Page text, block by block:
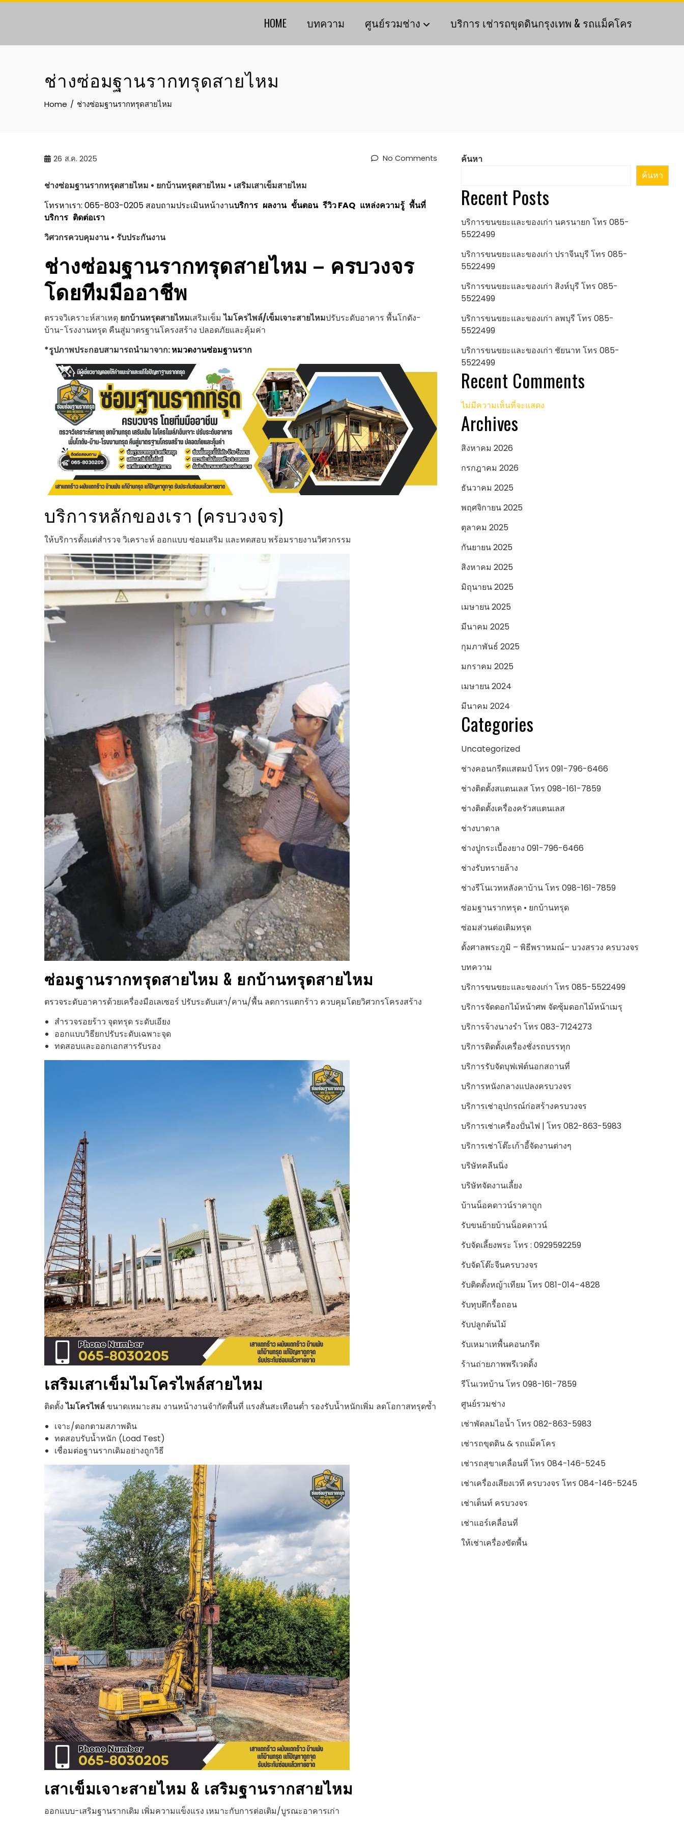
Skip
HOME บทความ ศูนย์รวมช่าง บริการ เช่ารถขุดดินกรุงเทพ & รถแม็คโคร
ช่างซ่อมฐานรากทรุดสายไหม
Home ช่างซ่อมฐานรากทรุดสายไหม
26 ส.ค. 2025 No Comments
ช่างซ่อมฐานรากทรุดสายไหม • ยกบ้านทรุดสายไหม • เสริมเสาเข็มสายไหม
โทรหาเรา: 065-803-0205 สอบถามประเมินหน้างานบริการ ผลงาน ขั้นตอน รีวิวFAQ แหล่งความรู้ พื้นที่
บริการ ติดต่อเรา
วิศวกรควบคุมงาน • รับประกันงาน
ช่างซ่อมฐานรากทรุดสายไหม – ครบวงจร
โดยทีมมืออาชีพ
ตรวจวิเคราะห์สาเหตุ ยกบ้านทรุดสายไหมเสริมเข็มไมโครไพล์/เข็มเจาะสายไหมปรับระดับอาคาร พื้นโกดัง-
บ้าน-โรงงานทรุด คืนสู่มาตรฐานโครงสร้าง ปลอดภัยและคุ้มค่า
*รูปภาพประกอบสามารถนำมาจาก:หมวดงานซ่อมฐานราก
บริการหลักของเรา (ครบวงจร)
ให้บริการตั้งแต่สำรวจ วิเคราะห์ ออกแบบ ซ่อมเสริม และทดสอบ พร้อมรายงานวิศวกรรม
ซ่อมฐานรากทรุดสายไหม & ยกบ้านทรุดสายไหม
ตรวจระดับอาคารด้วยเครื่องมือเลเซอร์ ปรับระดับเสา/คาน/พื้น ลดการแตกร้าว ควบคุมโดยวิศวกรโครงสร้าง
สำรวจรอยร้าว จุดทรุด ระดับเอียง
ออกแบบวิธียกปรับระดับเฉพาะจุด
ทดสอบและออกเอกสารรับรอง
เสริมเสาเข็มไมโครไพล์สายไหม
ติดตั้งไมโครไพล์ขนาดเหมาะสม งานหน้างานจำกัดพื้นที่ แรงสั่นสะเทือนต่ำ รองรับน้ำหนักเพิ่ม ลดโอกาสทรุดซ้ำ
เจาะ/ตอกตามสภาพดิน
ทดสอบรับน้ำหนัก (Load Test)
เชื่อมต่อฐานรากเดิมอย่างถูกวิธี
เสาเข็มเจาะสายไหม & เสริมฐานรากสายไหม
ออกแบบ-เสริมฐานรากเดิม เพิ่มความแข็งแรง เหมาะกับการต่อเติม/บูรณะอาคารเก่า
ค้นหา
ค้นหา
Recent Posts
บริการขนขยะและของเก่า นครนายก โทร 085-
5522499
บริการขนขยะและของเก่า ปราจีนบุรี โทร 085-
5522499
บริการขนขยะและของเก่า สิงห์บุรี โทร 085-
5522499
บริการขนขยะและของเก่า ลพบุรี โทร 085-
5522499
บริการขนขยะและของเก่า ชัยนาท โทร 085-
5522499
Recent Comments
ไม่มีความเห็นที่จะแสดง
Archives
สิงหาคม 2026
กรกฎาคม 2026
ธันวาคม 2025
พฤศจิกายน 2025
ตุลาคม 2025
กันยายน 2025
สิงหาคม 2025
มิถุนายน 2025
เมษายน 2025
มีนาคม 2025
กุมภาพันธ์ 2025
มกราคม 2025
เมษายน 2024
มีนาคม 2024
Categories
Uncategorized
ช่างคอนกรีตแสตมป์ โทร 091-796-6466
ช่างติดตั้งสแตนเลส โทร 098-161-7859
ช่างติดตั้งเครื่องครัวสแตนเลส
ช่างบาดาล
ช่างปูกระเบื้องยาง 091-796-6466
ช่างรับทรายล้าง
ช่างรีโนเวทหลังคาบ้าน โทร 098-161-7859
ซ่อมฐานรากทรุด • ยกบ้านทรุด
ซ่อมส่วนต่อเติมทรุด
ตั้งศาลพระภูมิ – พิธีพราหมณ์– บวงสรวง ครบวงจร
บทความ
บริการขนขยะและของเก่า โทร 085-5522499
บริการจัดดอกไม้หน้าศพ จัดซุ้มดอกไม้หน้าเมรุ
บริการจ้างนางรำ โทร 083-7124273
บริการติดตั้งเครื่องชั่งรถบรรทุก
บริการรับจัดบุฟเฟ่ต์นอกสถานที่
บริการหนังกลางแปลงครบวงจร
บริการเช่าอุปกรณ์ก่อสร้างครบวงจร
บริการเช่าเครื่องปั่นไฟ | โทร 082-863-5983
บริการเช่าโต๊ะเก้าอี้จัดงานต่างๆ
บริษัทคลีนนิ่ง
บริษัทจัดงานเลี้ยง
บ้านน็อคดาวน์ราคาถูก
รับขนย้ายบ้านน็อคดาวน์
รับจัดเลี้ยงพระ โทร : 0929592259
รับจัดโต๊ะจีนครบวงจร
รับติดตั้งหญ้าเทียม โทร 081-014-4828
รับทุบตึกรื้อถอน
รับปลูกต้นไม้
รับเหมาเทพื้นคอนกรีต
ร้านถ่ายภาพพรีเวดดิ้ง
รีโนเวทบ้าน โทร 098-161-7859
ศูนย์รวมช่าง
เช่าพัดลมไอน้ำ โทร 082-863-5983
เช่ารถขุดดิน & รถแม็คโคร
เช่ารถสุขาเคลื่อนที่ โทร 084-146-5245
เช่าเครื่องเสียงเวที ครบวงจร โทร 084-146-5245
เช่าเต็นท์ ครบวงจร
เช่าแอร์เคลื่อนที่
ให้เช่าเครื่องขัดพื้น